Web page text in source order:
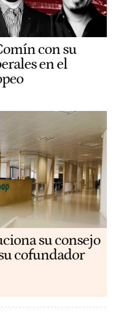
con su
en el
su consejo
cofundador